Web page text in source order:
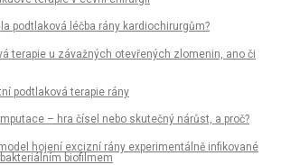
podtlaková léčba rány kardiochirurgům?
terapie u závažných otevřených zlomenin, ano či
podtlaková terapie rány
– hra čísel nebo skutečný nárůst, a proč?
hojení excizní rány experimentálně infikované
biofilmem